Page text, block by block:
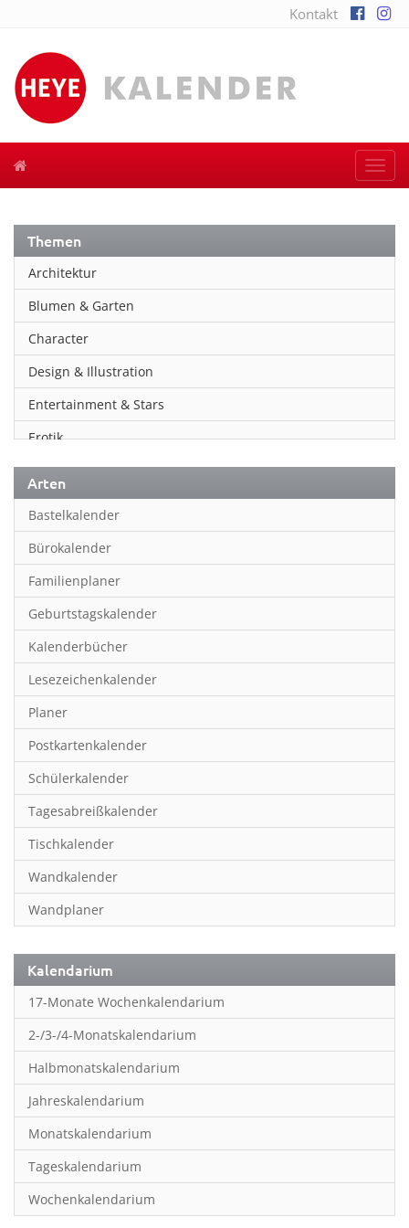
Kontakt
Themen
Architektur
Blumen & Garten
Character
Design & Illustration
Entertainment & Stars
Erotik
Essen & Trinken
Familienplaner
Fantasy
Film
Fotokunst
Frauen
Fußball
Geburtstagskalender
Hobby & Basteln
Humor & Cartoon
Inpiration & Entspannung
Inspiration & Entspannung
Inspiration & Spiritualität
Kinderkalender
Kunst
Länder & Städte
Landschaft & Natur
Lifestyle
Literatur
Manga & Animé
Neutrale Kalender
Partner- & Wandplaner
Planung & Organisation
Arten
Bastelkalender
Bürokalender
Familienplaner
Geburtstagskalender
Kalenderbücher
Lesezeichenkalender
Planer
Postkartenkalender
Schülerkalender
Tagesabreißkalender
Tischkalender
Wandkalender
Wandplaner
Kalendarium
17-Monate Wochenkalendarium
2-/3-/4-Monatskalendarium
Halbmonatskalendarium
Jahreskalendarium
Monatskalendarium
Tageskalendarium
Wochenkalendarium